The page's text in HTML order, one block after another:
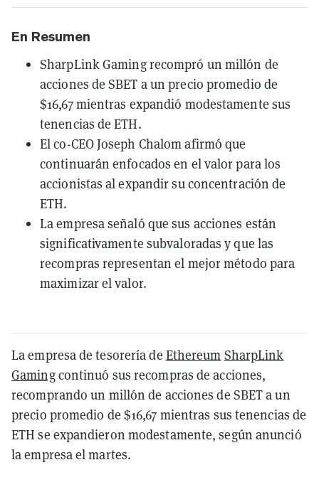
En Resumen
SharpLink Gaming recompró un millón de
acciones de SBET a un precio promedio de
$16,67 mientras expandió modestamente sus
tenencias de ETH.
El co-CEO Joseph Chalom afirmó que
continuarán enfocados en el valor para los
accionistas al expandir su concentración de
ETH.
La empresa señaló que sus acciones están
significativamente subvaloradas y que las
recompras representan el mejor método para
maximizar el valor.
La empresa de tesorería de Ethereum SharpLink
Gamingcontinuó sus recompras de acciones,
recomprando un millón de acciones de SBET a un
precio promedio de $16,67 mientras sus tenencias de
ETH se expandieron modestamente, según anunció
la empresa el martes.